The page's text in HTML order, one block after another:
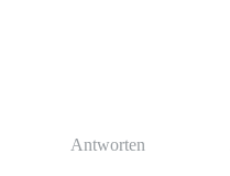
Antworten